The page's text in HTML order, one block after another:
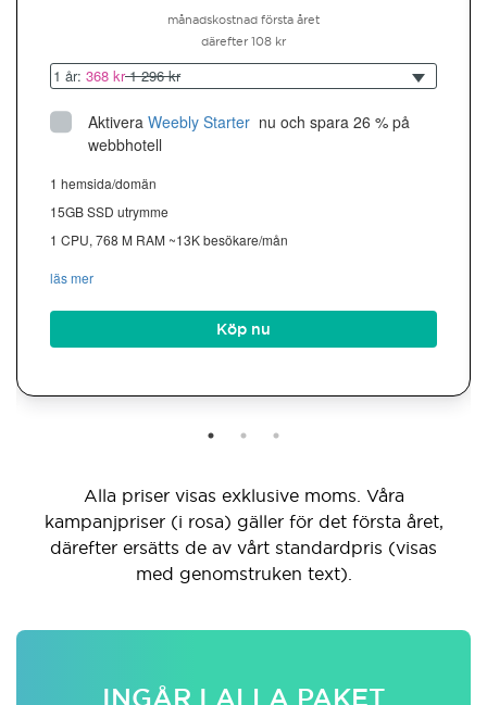
månadskostnad första året
därefter 108 kr
1 år: 368 kr1 296 kr
Aktivera Weebly Starter nu och spara 26 % på
webbhotell
1 hemsida/domän
15GB SSD utrymme
1 CPU, 768 M RAM ~13K besökare/mån
läs mer
Köp nu
Alla priser visas exklusive moms. Våra
kampanjpriser (i rosa) gäller för det första året,
därefter ersätts de av vårt standardpris (visas
med genomstruken text).
INGÅR I ALLA PAKET